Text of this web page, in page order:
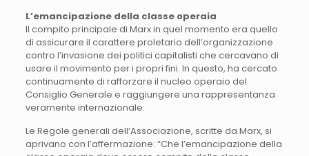
L’emancipazione della classe operaia
Il compito principale di Marx in quel momento era quello
di assicurare il carattere proletario dell’organizzazione
contro l’invasione dei politici capitalisti che cercavano di
usare il movimento per i propri fini. In questo, ha cercato
continuamente di rafforzare il nucleo operaio del
Consiglio Generale e raggiungere una rappresentanza
veramente internazionale.
Le Regole generali dell’Associazione, scritte da Marx, si
aprivano con l’affermazione: “Che l’emancipazione della